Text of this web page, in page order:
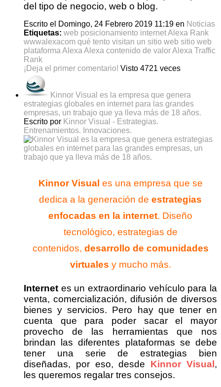
del tipo de negocio, web o blog.
Escrito el Domingo, 24 Febrero 2019 11:19 en Noticias
Etiquetas: web posicionamiento internetAlexa Rank
wwwalexacom qué tento visitan un sitio web sitio web
plataforma Alexa Alexa contenido de valorAlexa Traffic
Rank
¡Deja el primer comentario! Visto 4721 veces
Kinnor Visual es la empresa que genera
estrategias globales en internet para las grandes
empresas, un trabajo que ya lleva más de 18 años.
Escrito por Kinnor Visual - Estrategias.
Entrenamientos. Innovaciones.
Kinnor Visual es una empresa que se
dedica a la generación de estrategias
enfocadas en la internet. Diseño
tecnológico, estrategias de
contenidos, desarrollo de comunidades
virtuales y mucho más.
Internet es un extraordinario vehículo para la
venta, comercialización, difusión de diversos
bienes y servicios. Pero hay que tener en
cuenta que para poder sacar el mayor
provecho de las herramientas que nos
brindan las diferentes plataformas se debe
tener una serie de estrategias bien
diseñadas, por eso, desde Kinnor Visual,
les queremos regalar tres consejos.